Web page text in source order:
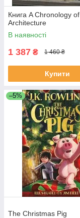
Книга A Chronology of
Architecture
В наявності
1 387 ₴ 1 460 ₴
Купити
–5%
The Christmas Pig